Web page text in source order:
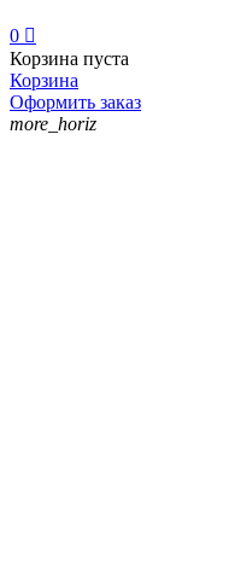
0 
Корзина пуста
Корзина
Оформить заказ
more_horiz